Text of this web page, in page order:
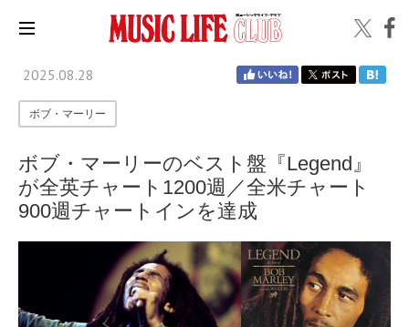
2025.08.28
ボブ・マーリー
ボブ・マーリーのベスト盤『Legend』
が全英チャート1200週／全米チャート
900週チャートインを達成